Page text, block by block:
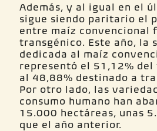
Además, y al igual en el
sigue siendo paritario el
entre maíz convencional
transgénico. Este año, la
dedicada al maíz
representó el 51,12%
al 48,88% destinado a
Por otro lado, las
consumo humano han
15.000 hectáreas, unas
que el año anterior.